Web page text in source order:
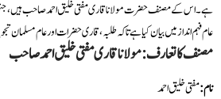
ہے۔ اس کے مصنف حضرت مولانا قاری مفتی خلیق احمد صاحب ہیں،
عام فہم انداز میں بیان کیا ہے تاکہ طلبہ، قاری حضرات اور عام مسلمان
مصنف کا تعارف: مولانا قاری مفتی خلیق احمد صاحب
نام:مفتی خلیق احمد